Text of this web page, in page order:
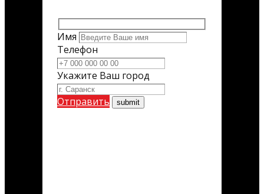
Имя
Телефон
Укажите Ваш город
Отправить